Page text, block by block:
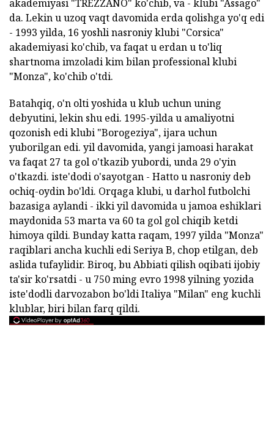
akademiyasi "TREZZANO" ko'chib, va - klubi "Assago"
da. Lekin u uzoq vaqt davomida erda qolishga yo'q edi
- 1993 yilda, 16 yoshli nasroniy klubi "Corsica"
akademiyasi ko'chib, va faqat u erdan u to'liq
shartnoma imzoladi kim bilan professional klubi
"Monza", ko'chib o'tdi.
Batahqiq, o'n olti yoshida u klub uchun uning
debyutini, lekin shu edi. 1995-yilda u amaliyotni
qozonish edi klubi "Borogeziya", ijara uchun
yuborilgan edi. yil davomida, yangi jamoasi harakat
va faqat 27 ta gol o'tkazib yubordi, unda 29 o'yin
o'tkazdi. iste'dodi o'sayotgan - Hatto u nasroniy deb
ochiq-oydin bo'ldi. Orqaga klubi, u darhol futbolchi
bazasiga aylandi - ikki yil davomida u jamoa eshiklari
maydonida 53 marta va 60 ta gol gol chiqib ketdi
himoya qildi. Bunday katta raqam, 1997 yilda "Monza"
raqiblari ancha kuchli edi Seriya B, chop etilgan, deb
aslida tufaylidir. Biroq, bu Abbiati qilish oqibati ijobiy
ta'sir ko'rsatdi - u 750 ming evro 1998 yilning yozida
iste'dodli darvozabon bo'ldi Italiya "Milan" eng kuchli
klublar, biri bilan farq qildi.